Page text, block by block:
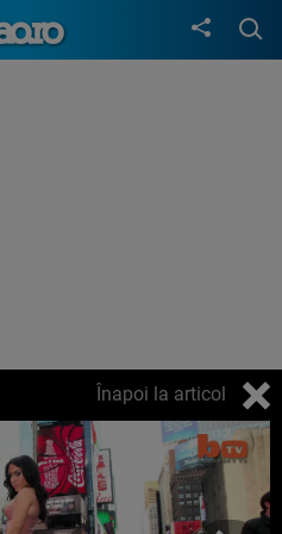
Înapoi la articol